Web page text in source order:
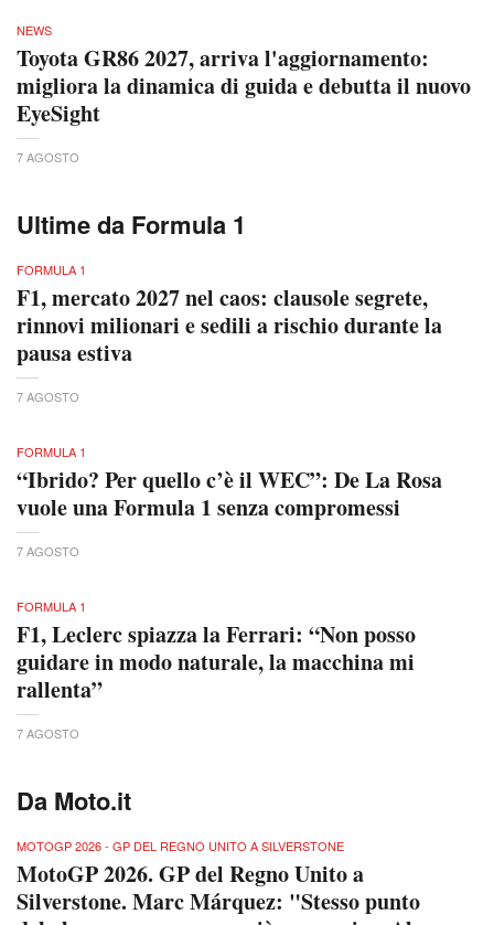
NEWS
Toyota GR86 2027, arriva l'aggiornamento:
migliora la dinamica di guida e debutta il nuovo
EyeSight
7 AGOSTO
Ultime da Formula 1
FORMULA 1
F1, mercato 2027 nel caos: clausole segrete,
rinnovi milionari e sedili a rischio durante la
pausa estiva
7 AGOSTO
FORMULA 1
“Ibrido? Per quello c’è il WEC”: De La Rosa
vuole una Formula 1 senza compromessi
7 AGOSTO
FORMULA 1
F1, Leclerc spiazza la Ferrari: “Non posso
guidare in modo naturale, la macchina mi
rallenta”
7 AGOSTO
Da Moto.it
MOTOGP 2026 - GP DEL REGNO UNITO A SILVERSTONE
MotoGP 2026. GP del Regno Unito a
Silverstone. Marc Márquez: "Stesso punto